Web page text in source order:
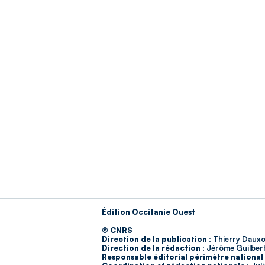
Édition Occitanie Ouest
© CNRS
Direction de la publication : Thierry
Direction de la rédaction : Jérôme
Responsable éditorial périmètre national